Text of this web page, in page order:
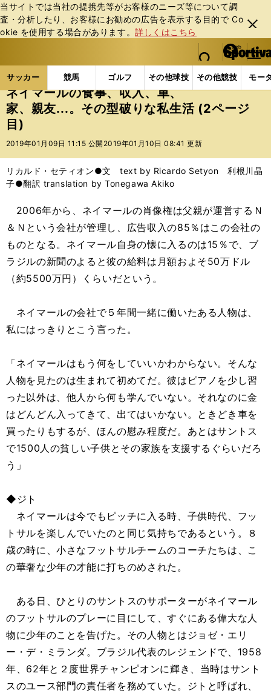
当サイトでは当社の提携先等がお客様のニーズ等について調
査・分析したり、お客様にお勧めの広告を表⽰する⽬的で Co
okie を使⽤する場合があります。詳しくはこちら
閉じ
る
web Sportiva (webスポルティーバ)
検索
マイペ
ー
ジ
メニュ
サッカー 競馬 ゴルフ その他球技 その他競技 モー
ス
ポ
ル
テ
ー
バ
サッカーの記事一覧 海外サッカー 海外サッカー
ネイマールの食事、収入、車、
家、親友...。その型破りな私生活 (2ページ
目)
2019年01月09日 11:15 公開 2019年01月10日 08:41 更新
リカルド・セティオン●文 text by Ricardo Setyon 利根川晶
子●翻訳 translation by Tonegawa Akiko
2006年から、ネイマールの肖像権は父親が運営するＮ
＆Ｎという会社が管理し、広告収入の85％はこの会社の
ものとなる。ネイマール自身の懐に入るのは15％で、ブ
ラジルの新聞のよると彼の給料は月額およそ50万ドル
（約5500万円）くらいだという。
ネイマールの会社で５年間一緒に働いたある人物は、
私にはっきりとこう言った。
「ネイマールはもう何をしていいかわからない。そんな
人物を見たのは生まれて初めてだ。彼はピアノを少し習
った以外は、他人から何も学んでいない。それなのに金
はどんどん入ってきて、出てはいかない。ときどき車を
買ったりもするが、ほんの慰み程度だ。あとはサントス
で1500人の貧しい子供とその家族を支援するぐらいだろ
う」
◆ジト
ネイマールは今でもピッチに入る時、子供時代、フッ
トサルを楽しんでいたのと同じ気持ちであるという。８
歳の時に、小さなフットサルチームのコーチたちは、こ
の華奢な少年の才能に打ちのめされた。
ある日、ひとりのサントスのサポーターがネイマール
のフットサルのプレーに目にして、すぐにある偉大な人
物に少年のことを告げた。その人物とはジョゼ・エリ
ー・デ・ミランダ。ブラジル代表のレジェンドで、1958
年、62年と２度世界チャンピオンに輝き、当時はサント
スのユース部門の責任者を務めていた。ジトと呼ばれ、